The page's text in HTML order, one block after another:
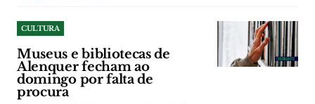
CULTURA
Museus e bibliotecas de
Alenquer fecham ao
domingo por falta de
procura